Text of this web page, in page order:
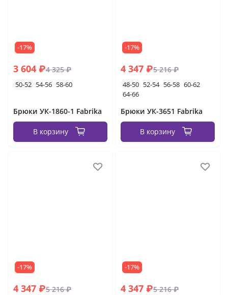
-17%
3 604 ₽4 325 ₽
50-52 54-56 58-60
Брюки УК-1860-1 Fabrika
В корзину
-17%
4 347 ₽5 216 ₽
48-50 52-54 56-58 60-62
64-66
Брюки УК-3651 Fabrika
В корзину
-17%
4 347 ₽5 216 ₽
-17%
4 347 ₽5 216 ₽